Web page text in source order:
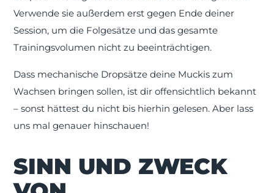
Verwende sie außerdem erst gegen Ende deiner
Session, um die Folgesätze und das gesamte
Trainingsvolumen nicht zu beeinträchtigen.
Dass mechanische Dropsätze deine Muckis zum
Wachsen bringen sollen, ist dir offensichtlich bekannt
– sonst hättest du nicht bis hierhin gelesen. Aber lass
uns mal genauer hinschauen!
SINN UND ZWECK